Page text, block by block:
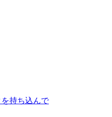
持ち込んで